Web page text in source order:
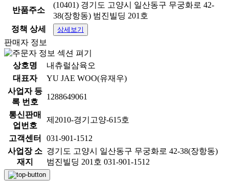
반품주소
(10401) 경기도 고양시 일산동구 무궁화로 42-
38(장항동) 범진빌딩 201호
정책 상세
상세보기
판매자 정보
상호명
내츄럴삼육오
대표자
YU JAE WOO(유재우)
사업자 등
록 번호
1288649061
통신판매
업번호
제2010-경기고양-615호
고객센터
031-901-1512
사업장 소
재지
경기도 고양시 일산동구 무궁화로 42-38(장항동)
범진빌딩 201호 031-901-1512